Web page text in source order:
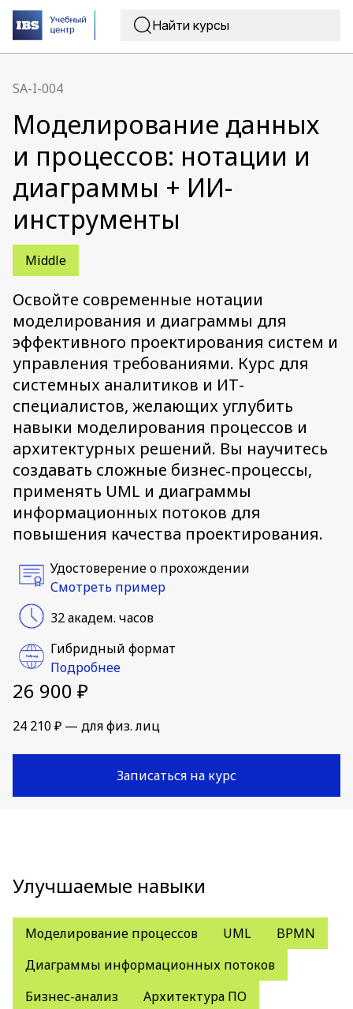
SA-I-004
Моделирование данных
и процессов: нотации и
диаграммы + ИИ-
инструменты
Middle
Освойте современные нотации
моделирования и диаграммы для
эффективного проектирования систем и
управления требованиями. Курс для
системных аналитиков и ИТ-
специалистов, желающих углубить
навыки моделирования процессов и
архитектурных решений. Вы научитесь
создавать сложные бизнес‑процессы,
применять UML и диаграммы
информационных потоков для
повышения качества проектирования.
Удостоверение о прохождении
Смотреть пример
32 академ. часов
Гибридный формат
Подробнее
26 900 ₽
24 210 ₽ — для физ. лиц
Записаться на курс
Улучшаемые навыки
Моделирование процессов UML
BPMN
Диаграммы информационных потоков
Бизнес-анализ
Архитектура ПО